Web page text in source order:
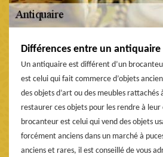
Différences entre un
Un antiquaire est différent d’un
est celui qui fait commerce d’objets
des objets d’art ou des meubles
restaurer ces objets pour les rendre à
brocanteur est celui qui vend des objets
forcément anciens dans un marché à
anciens et rares, il est conseillé de vous